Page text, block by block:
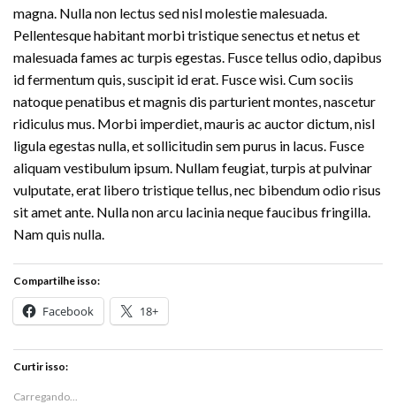
magna. Nulla non lectus sed nisl molestie malesuada.
Pellentesque habitant morbi tristique senectus et netus et
malesuada fames ac turpis egestas. Fusce tellus odio, dapibus
id fermentum quis, suscipit id erat. Fusce wisi. Cum sociis
natoque penatibus et magnis dis parturient montes, nascetur
ridiculus mus. Morbi imperdiet, mauris ac auctor dictum, nisl
ligula egestas nulla, et sollicitudin sem purus in lacus. Fusce
aliquam vestibulum ipsum. Nullam feugiat, turpis at pulvinar
vulputate, erat libero tristique tellus, nec bibendum odio risus
sit amet ante. Nulla non arcu lacinia neque faucibus fringilla.
Nam quis nulla.
Compartilhe isso:
Facebook 18+
Curtir isso:
Carregando...